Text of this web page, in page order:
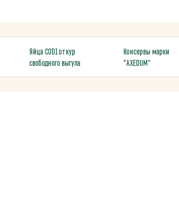
Яйца COD1 от кур
свободного выгула
Консервы марки
"AXEDUM"